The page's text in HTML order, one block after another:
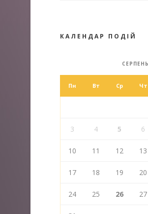
КАЛЕНДАР ПОДІЙ
Пн Вт Ср Чт
3 4 5 6
10 11 12 13
17 18 19 20
24 25 26 27